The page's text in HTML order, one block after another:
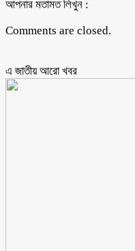
আপনার মতামত লিখুন :
Comments are closed.
এ জাতীয় আরো ‍খবর